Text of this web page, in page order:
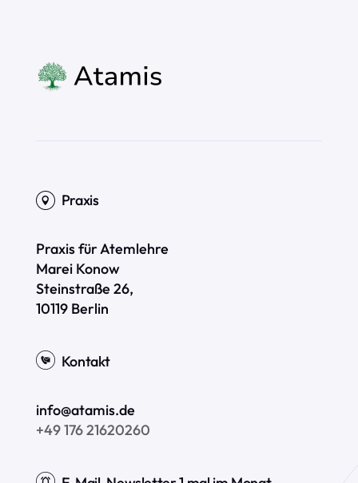
Praxis
Praxis für Atemlehre
Marei Konow
Steinstraße 26,
10119 Berlin
Kontakt
info@atamis.de
+49 176 21620260